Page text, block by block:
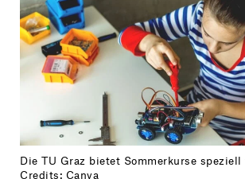
Die TU Graz bietet Sommerkurse
Credits: Canva